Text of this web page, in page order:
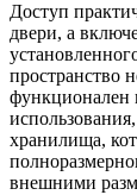
Доступ
двери, а
пространство
функционален
хранилища,
внешними